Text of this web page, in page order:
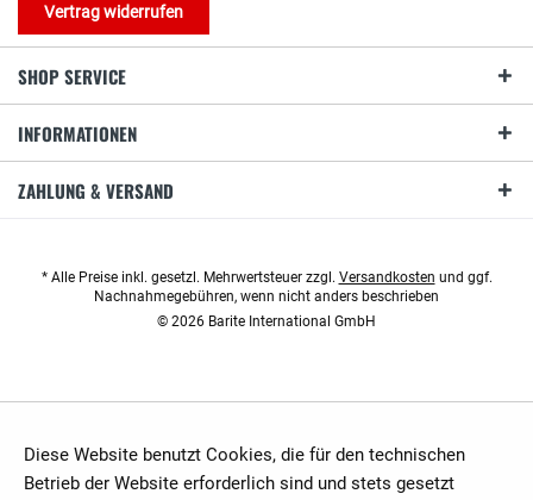
Vertrag widerrufen
SHOP SERVICE
INFORMATIONEN
ZAHLUNG & VERSAND
* Alle Preise inkl. gesetzl. Mehrwertsteuer zzgl. Versandkosten und ggf.
Nachnahmegebühren, wenn nicht anders beschrieben
© 2026 Barite International GmbH
Diese Website benutzt Cookies, die für den technischen
Betrieb der Website erforderlich sind und stets gesetzt